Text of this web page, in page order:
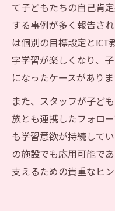
て子どもたちの自己肯
する事例が多く報告さ
は個別の目標設定と
字学習が楽しくなり、
になったケースがありま
また、スタッフが子ど
族とも連携したフォロ
も学習意欲が持続して
の施設でも応用可能で
支えるための貴重なヒン